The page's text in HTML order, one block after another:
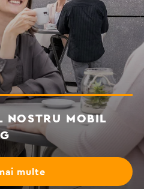
NOSTRU MOBIL
multe